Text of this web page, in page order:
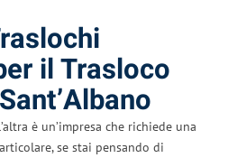
il Trasloco
è un’impresa che richiede una
se stai pensando di